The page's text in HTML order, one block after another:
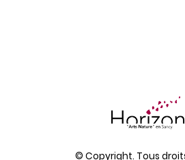
© Copyright. Tous